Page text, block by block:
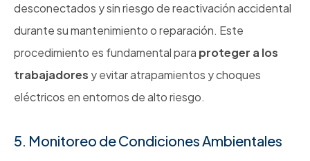
desconectados y sin riesgo de reactivación accidental
durante su mantenimiento o reparación. Este
procedimiento es fundamental para proteger a los
trabajadores y evitar atrapamientos y choques
eléctricos en entornos de alto riesgo.
5. Monitoreo de Condiciones Ambientales